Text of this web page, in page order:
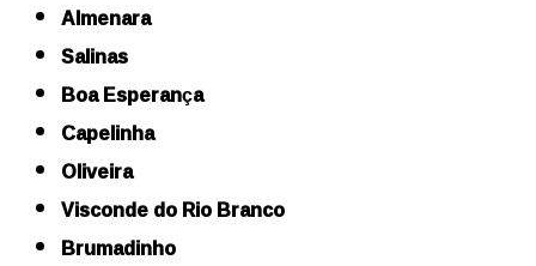
Almenara
Salinas
Boa Esperança
Capelinha
Oliveira
Visconde do Rio Branco
Brumadinho